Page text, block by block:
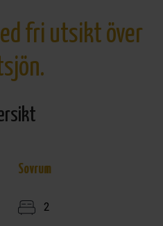
fri utsikt över
Sovrum
2